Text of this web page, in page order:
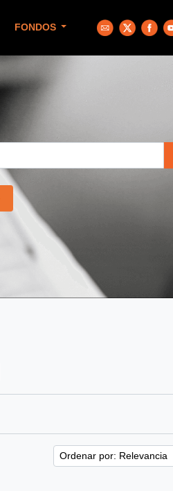
FONDOS
Ordenar por: Relevancia